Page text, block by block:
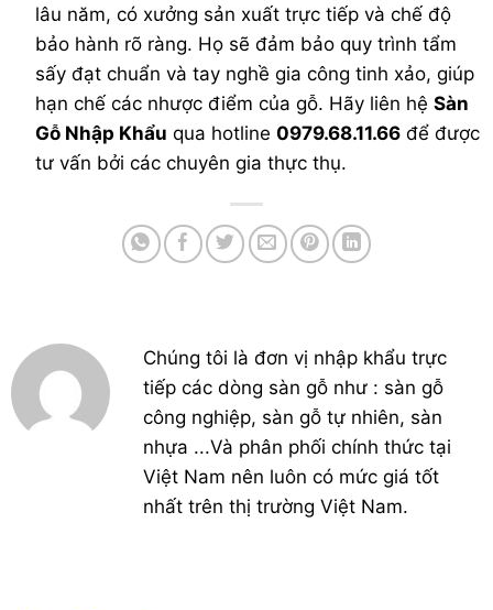
lâu năm, có xưởng sản xuất trực tiếp và chế độ
bảo hành rõ ràng. Họ sẽ đảm bảo quy trình tẩm
sấy đạt chuẩn và tay nghề gia công tinh xảo, giúp
hạn chế các nhược điểm của gỗ. Hãy liên hệSàn
Gỗ Nhập Khẩu qua hotline0979.68.11.66 để được
tư vấn bởi các chuyên gia thực thụ.
Chúng tôi là đơn vị nhập khẩu trực
tiếp các dòng sàn gỗ như : sàn gỗ
công nghiệp, sàn gỗ tự nhiên, sàn
nhựa ...Và phân phối chính thức tại
Việt Nam nên luôn có mức giá tốt
nhất trên thị trường Việt Nam.